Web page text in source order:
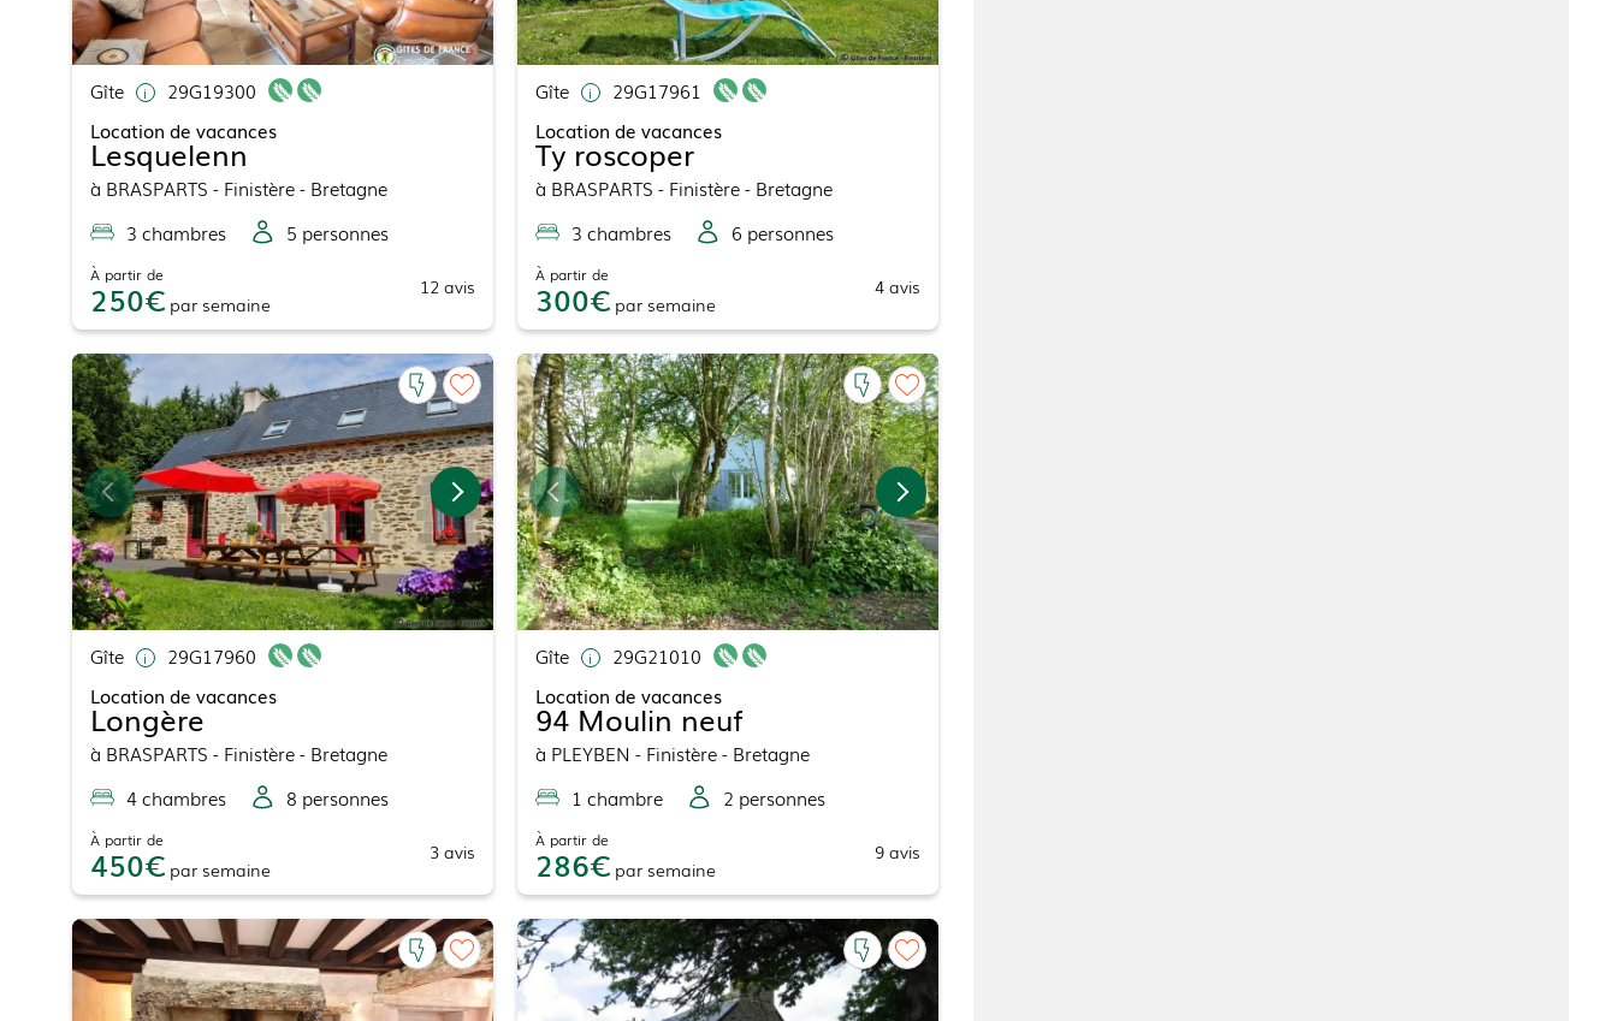
Gîte
29G19300
Location de vacances
Lesquelenn
à BRASPARTS - Finistère - Bretagne
3 chambres 5 personnes
À partir de
250 par semaine
12 avis
Gîte
29G17961
Location de vacances
Ty roscoper
à BRASPARTS - Finistère - Bretagne
3 chambres 6 personnes
À partir de
300 par semaine
4avis
Gîte
29G17960
Location de vacances
Longère
à BRASPARTS - Finistère - Bretagne
4chambres 8 personnes
À partir de
450 par semaine
3avis
Gîte
29G21010
Location de vacances
94 Moulin neuf
à PLEYBEN - Finistère - Bretagne
1 chambre 2 personnes
À partir de
286 par semaine
9avis